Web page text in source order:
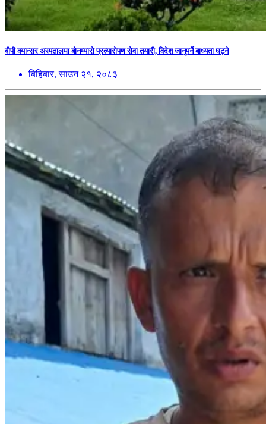
बीपी क्यान्सर अस्पतालमा बोनम्यारो प्रत्यारोपण सेवा तयारी, विदेश जानुपर्ने बाध्यता घट्ने
बिहिबार, साउन २१, २०८३